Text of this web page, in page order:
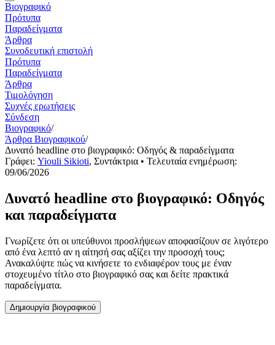
Βιογραφικό
Πρότυπα
Παραδείγματα
Άρθρα
Συνοδευτική επιστολή
Πρότυπα
Παραδείγματα
Άρθρα
Τιμολόγηση
Συχνές ερωτήσεις
Σύνδεση
Βιογραφικό/
Άρθρα Βιογραφικού/
Δυνατό headline στο βιογραφικό: Οδηγός & παραδείγματα
Γράφει: Yiouli Sikioti, Συντάκτρια • Τελευταία ενημέρωση:
09/06/2026
Δυνατό headline στο βιογραφικό: Οδηγός
και παραδείγματα
Γνωρίζετε ότι οι υπεύθυνοι προσλήψεων αποφασίζουν σε λιγότερο
από ένα λεπτό αν η αίτησή σας αξίζει την προσοχή τους;
Ανακαλύψτε πώς να κινήσετε το ενδιαφέρον τους με έναν
στοχευμένο τίτλο στο βιογραφικό σας και δείτε πρακτικά
παραδείγματα.
Δημιουργία βιογραφικού